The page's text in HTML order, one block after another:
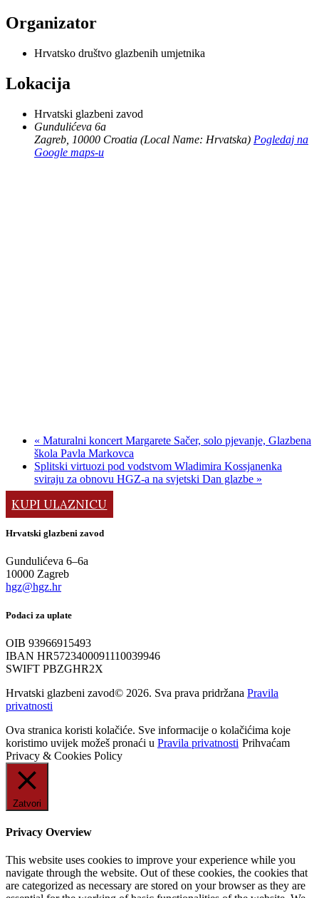
Organizator
Hrvatsko društvo glazbenih umjetnika
Lokacija
Hrvatski glazbeni zavod
Gundulićeva 6a
Zagreb 10000 Croatia (Local Name: Hrvatska) Pogledaj na
Google maps-u
« Maturalni koncert Margarete Sačer, solo pjevanje, Glazbena
škola Pavla Markovca
Splitski virtuozi pod vodstvom Wladimira Kossjanenka
sviraju za obnovu HGZ-a na svjetski Dan glazbe »
KUPI ULAZNICU
Hrvatski glazbeni zavod
Gundulićeva 6–6a
10000 Zagreb
hgz@hgz.hr
Podaci za uplate
OIB 93966915493
IBAN HR5723400091110039946
SWIFT PBZGHR2X
Hrvatski glazbeni zavod© 2026. Sva prava pridržana Pravila
privatnosti
Ova stranica koristi kolačiće. Sve informacije o kolačićima koje
koristimo uvijek možeš pronaći u Pravila privatnosti Prihvaćam
Privacy & Cookies Policy
Zatvori
Privacy Overview
This website uses cookies to improve your experience while you
navigate through the website. Out of these cookies, the cookies that
are categorized as necessary are stored on your browser as they are